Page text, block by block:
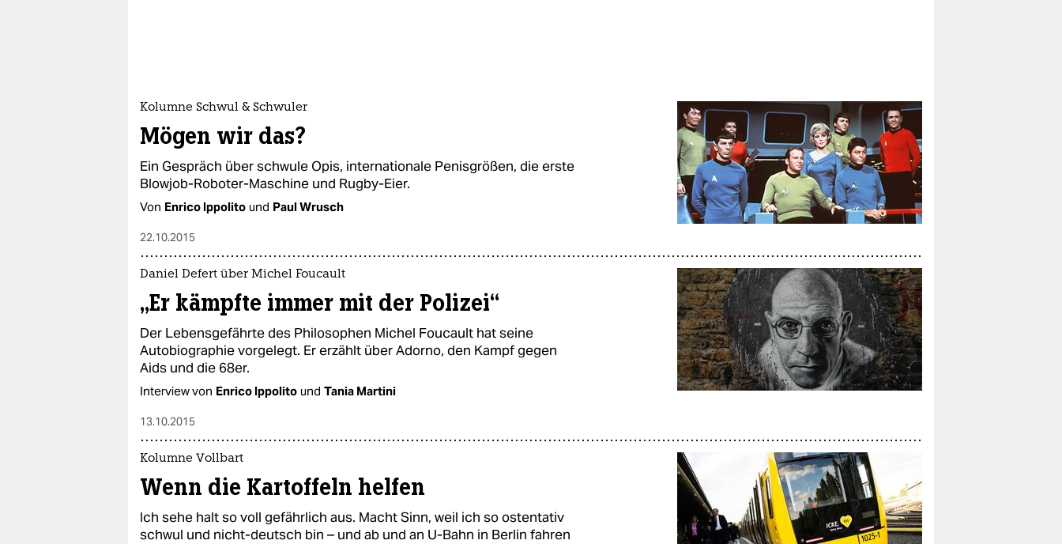
Kolumne Schwul & Schwuler
Mögen wir das?
Ein Gespräch über schwule Opis, internationale Penisgrößen, die erste
Blowjob-Roboter-Maschine und Rugby-Eier.
Von Enrico Ippolito und Paul Wrusch
22.10.2015
Daniel Defert über Michel Foucault
„Er kämpfte immer mit der Polizei“
Der Lebensgefährte des Philosophen Michel Foucault hat seine
Autobiographie vorgelegt. Er erzählt über Adorno, den Kampf gegen
Aids und die 68er.
Interview von Enrico Ippolito und Tania Martini
13.10.2015
Kolumne Vollbart
Wenn die Kartoffeln helfen
Ich sehe halt so voll gefährlich aus. Macht Sinn, weil ich so ostentativ
schwul und nicht-deutsch bin – und ab und an U-Bahn in Berlin fahren